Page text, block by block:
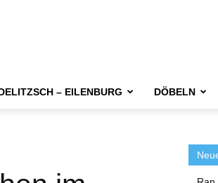
– EILENBURG DÖBELN